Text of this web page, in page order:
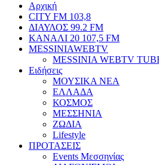
Αρχική
CITY FM 103,8
ΔΙΑΥΛΟΣ 99.2 FM
ΚΑΝΑΛΙ 20 107,5 FM
MESSINIAWEBTV
MESSINIA WEBTV
Eιδήσεις
ΜΟΥΣΙΚΑ ΝΕΑ
ΕΛΛΑΔΑ
ΚΟΣΜΟΣ
ΜΕΣΣΗΝΙΑ
ΖΩΔΙΑ
Lifestyle
ΠΡΟΤΑΣΕΙΣ
Events Μεσσηνίας